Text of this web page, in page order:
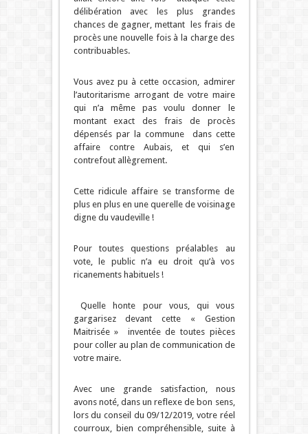
délibération avec les plus grandes
chances de gagner, mettant les frais de
procès une nouvelle fois à la charge des
contribuables.
Vous avez pu à cette occasion, admirer
l’autoritarisme arrogant de votre maire
qui n’a même pas voulu donner le
montant exact des frais de procès
dépensés par la commune dans cette
affaire contre Aubais, et qui s’en
contrefout allègrement.
Cette ridicule affaire se transforme de
plus en plus en une querelle de voisinage
digne du vaudeville !
Pour toutes questions préalables au
vote, le public n’a eu droit qu’à vos
ricanements habituels !
Quelle honte pour vous, qui vous
gargarisez devant cette « Gestion
Maitrisée » inventée de toutes pièces
pour coller au plan de communication de
votre maire.
Avec une grande satisfaction, nous
avons noté, dans un reflexe de bon sens,
lors du conseil du 09/12/2019, votre réel
courroux, bien compréhensible, suite à